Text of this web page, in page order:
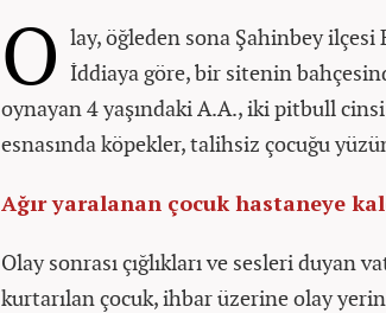
O lay, öğleden sona Şahinbey
İddiaya göre, bir sitenin
oynayan 4 yaşındaki A.A., iki pitbull cinsi
esnasında köpekler, talihsiz çocuğu
Ağır yaralanan çocuk hastaneye
Olay sonrası çığlıkları ve sesleri duyan
kurtarılan çocuk, ihbar üzerine olay